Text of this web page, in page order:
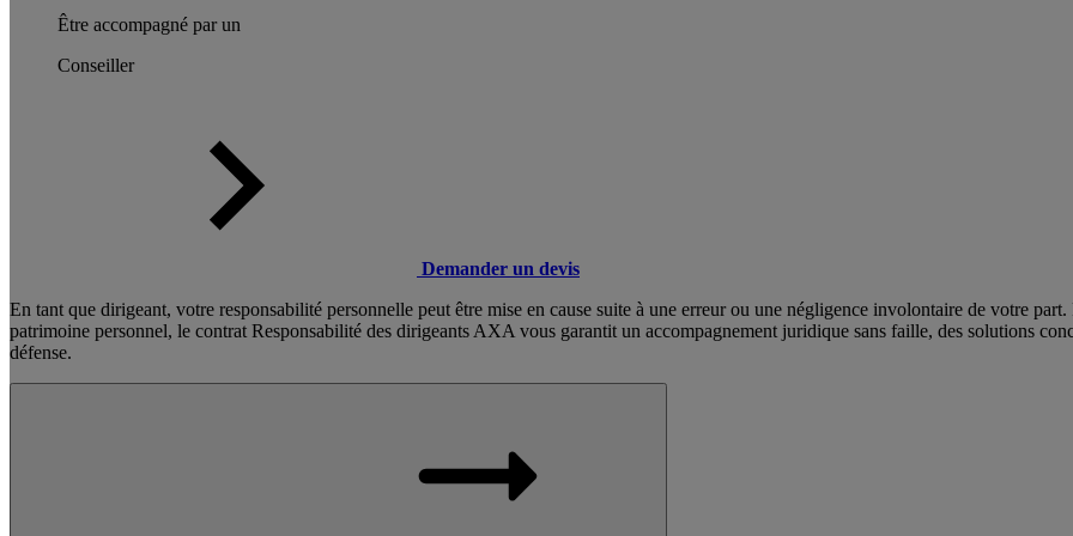
Être accompagné par un
Conseiller
Demander un devis
En tant que dirigeant, votre responsabilité personnelle peut être mise en cause suite à une erreur ou une négligence involontaire de votre
patrimoine personnel, le contrat Responsabilité des dirigeants AXA vous garantit un accompagnement juridique sans faille, des solutions
défense.